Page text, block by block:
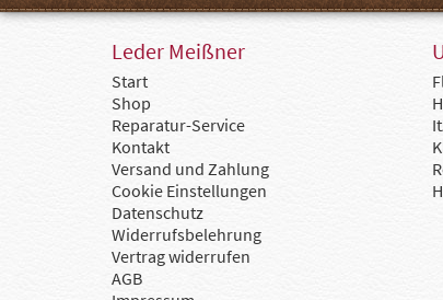
Leder Meißner
Start
Shop
Reparatur-Service
Kontakt
Versand und Zahlung
Cookie Einstellungen
Datenschutz
Widerrufsbelehrung
Vertrag widerrufen
AGB